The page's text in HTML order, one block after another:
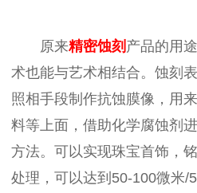
原来精密蚀刻 产品的用
术也能与艺术相结合。蚀刻
照相手段制作抗蚀膜像，用
料等上面，借助化学腐蚀剂
方法。可以实现珠宝首饰，
处理，可以达到50-100微米/